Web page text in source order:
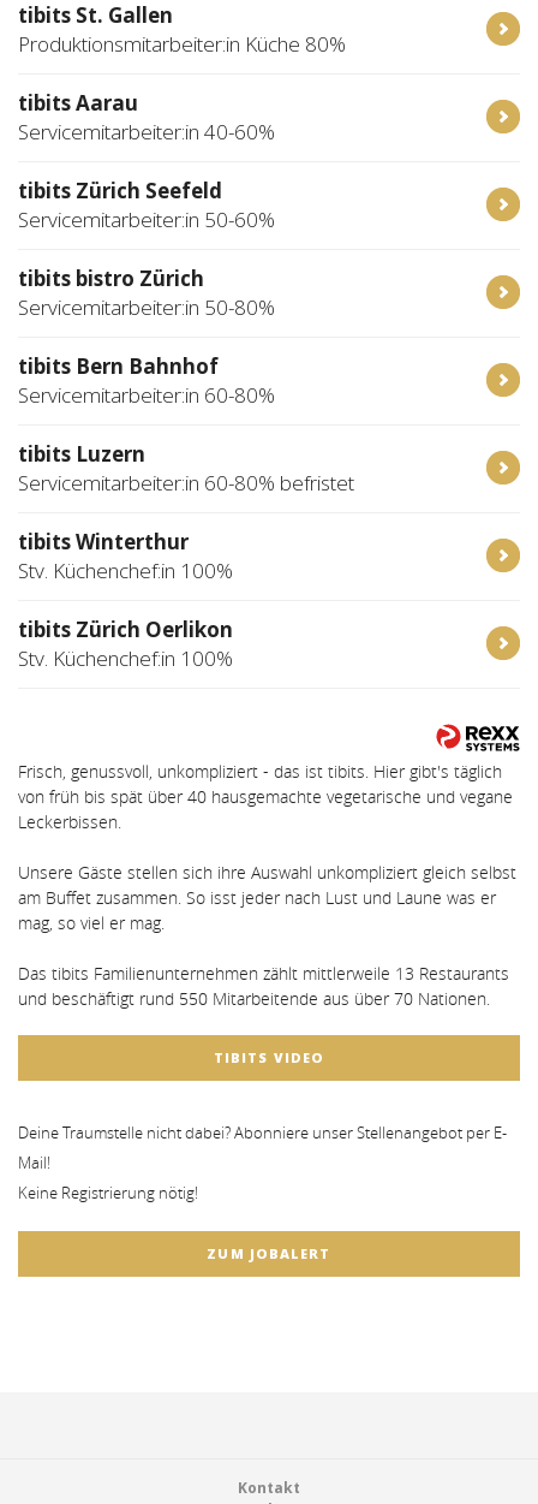
tibits St. Gallen
Produktionsmitarbeiter:in Küche 80%
tibits Aarau
Servicemitarbeiter:in 40-60%
tibits Zürich Seefeld
Servicemitarbeiter:in 50-60%
tibits bistro Zürich
Servicemitarbeiter:in 50-80%
tibits Bern Bahnhof
Servicemitarbeiter:in 60-80%
tibits Luzern
Servicemitarbeiter:in 60-80% befristet
tibits Winterthur
Stv. Küchenchef:in 100%
tibits Zürich Oerlikon
Stv. Küchenchef:in 100%
Frisch, genussvoll, unkompliziert - das ist tibits. Hier gibt's täglich
von früh bis spät über 40 hausgemachte vegetarische und vegane
Leckerbissen.
Unsere Gäste stellen sich ihre Auswahl unkompliziert gleich selbst
am Buffet zusammen. So isst jeder nach Lust und Laune was er
mag, so viel er mag.
Das tibits Familienunternehmen zählt mittlerweile 13 Restaurants
und beschäftigt rund 550 Mitarbeitende aus über 70 Nationen.
TIBITS VIDEO
Deine Traumstelle nicht dabei? Abonniere unser Stellenangebot per E-
Mail!
Keine Registrierung nötig!
ZUM JOBALERT
Kontakt